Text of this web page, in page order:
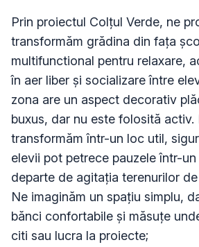
Prin proiectul Colțul Verde, ne
transformăm grădina din fața
multifunctional pentru relaxare,
în aer liber și socializare între
zona are un aspect decorativ
buxus, dar nu este folosită activ.
transformăm într-un loc util,
elevii pot petrece pauzele într-
departe de agitația terenurilor
Ne imaginăm un spațiu simplu,
bănci confortabile și măsuțe
citi sau lucra la proiecte;